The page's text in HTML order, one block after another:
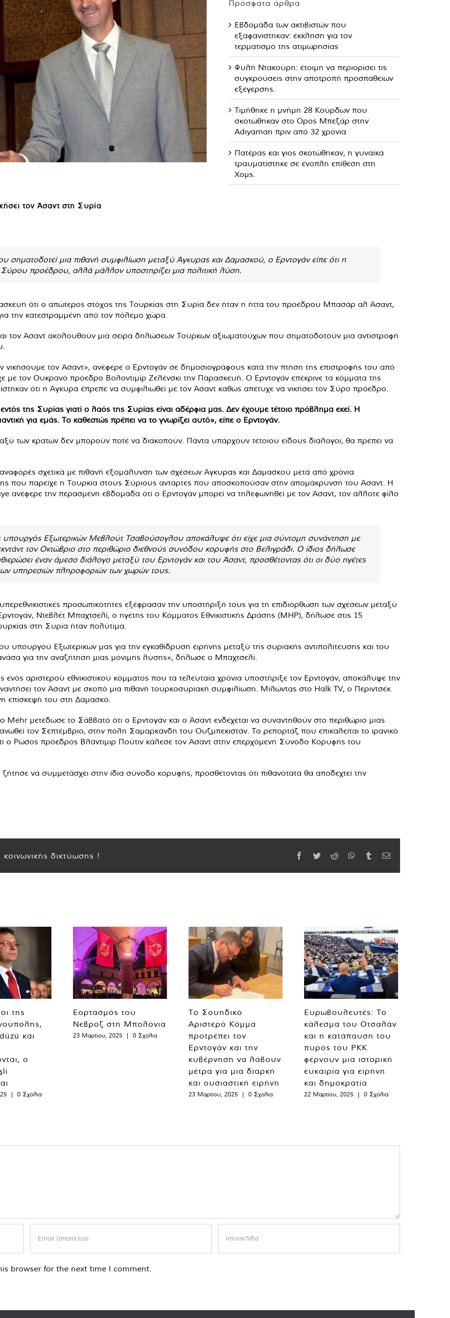
Πρόσφατα άρθρα
Εβδομάδα των ακτιβιστών που
εξαφανίστηκαν: έκκληση για τον
τερματισμό της ατιμωρησίας
Φυλή Ντακούρη: έτοιμη να περιορίσει τις
συγκρούσεις στην αποτροπή προσπαθειών
εξέγερσης.
Τιμήθηκε η μνήμη 28 Κούρδων που
σκοτώθηκαν στο Όρος Μπεζάρ στην
Adıyaman πριν από 32 χρόνια
Πατέρας και γιος σκοτώθηκαν, η γυναίκα
τραυματίστηκε σε ένοπλη επίθεση στη
Χομς.
τον Άσαντ στη Συρία
μια πιθανή συμφιλίωση μεταξύ Άγκυρας και Δαμασκού, ο Ερντογάν είπε ότι η
Σύρου προέδρου, αλλά μάλλον υποστηρίζει μια πολιτική λύση.
ότι ο απώτερος στόχος της Τουρκίας στη Συρία δεν ήταν η ήττα του προέδρου Μπασάρ αλ Άσαντ,
την κατεστραμμένη από τον πόλεμο χώρα.
τον Άσαντ ακολουθούν μια σειρά δηλώσεων Τούρκων αξιωματούχων που σηματοδοτούν μια αντιστροφή
νικήσουμε τον Άσαντ», ανέφερε ο Ερντογάν σε δημοσιογράφους κατά την πτήση της επιστροφής του από
με τον Ουκρανό πρόεδρο Βολοντιμίρ Ζελένσκι την Παρασκευή. Ο Ερντογάν επέκρινε τα κόμματα της
ότι η Άγκυρα έπρεπε να συμφιλιωθεί με τον Άσαντ καθώς απέτυχε να νικήσει τον Σύρο πρόεδρο.
της Συρίας γιατί ο λαός της Συρίας είναι αδέρφια μας. Δεν έχουμε τέτοιο πρόβλημα εκεί. Η
για εμάς. Το καθεστώς πρέπει να το γνωρίζει αυτό», είπε ο Ερντογάν.
των κρατών δεν μπορούν ποτέ να διακοπούν. Πάντα υπάρχουν τέτοιου είδους διάλογοι, θα πρέπει να
σχετικά με πιθανή εξομάλυνση των σχέσεων Άγκυρας και Δαμασκού μετά από χρόνια
που παρείχε η Τουρκία στους Σύριους αντάρτες που αποσκοπούσαν στην απομάκρυνση του Άσαντ. Η
ανέφερε την περασμένη εβδομάδα ότι ο Ερντογάν μπορεί να τηλεφωνηθεί με τον Άσαντ, τον άλλοτε φίλο
υπουργός Εξωτερικών Μεβλούτ Τσαβούσογλου αποκάλυψε ότι είχε μια σύντομη συνάντηση με
τον Οκτώβριο στο περιθώριο διεθνούς συνόδου κορυφής στο Βελιγράδι. Ο ίδιος δήλωσε
έναν άμεσο διάλογο μεταξύ του Ερντογάν και του Άσαντ, προσθέτοντας ότι οι δύο ηγέτες
υπηρεσιών πληροφοριών των χωρών τους.
προσωπικότητες εξέφρασαν την υποστήριξή τους για τη επιδιόρθωση των σχέσεων μεταξύ
Ντεβλέτ Μπαχτσελί, ο ηγέτης του Κόμματος Εθνικιστικής Δράσης (MHP), δήλωσε στις 15
στη Συρία ήταν πολύτιμα.
υπουργού Εξωτερικών μας για την εγκαθίδρυση ειρήνης μεταξύ της συριακής αντιπολίτευσης και του
για την αναζήτηση μιας μόνιμης λύσης», δήλωσε ο Μπαχτσελί.
αριστερού εθνικιστικού κόμματος που τα τελευταία χρόνια υποστήριξε τον Ερντογάν, αποκάλυψε την
τον Άσαντ με σκοπό μια πιθανή τουρκοσυριακή συμφιλίωση. Μιλώντας στο Halk TV, ο Περιντσέκ
επίσκεψή του στη Δαμασκό.
μετέδωσε το Σάββατο ότι ο Ερντογάν και ο Άσαντ ενδέχεται να συναντηθούν στο περιθώριο μιας
τον Σεπτέμβριο, στην πόλη Σαμαρκάνδη του Ουζμπεκιστάν. Το ρεπορτάζ που επικαλείται το ιρανικό
ο Ρώσος πρόεδρος Βλάντιμιρ Πούτιν κάλεσε τον Άσαντ στην επερχόμενη Σύνοδο Κορυφής του
να συμμετάσχει στην ίδια σύνοδο κορυφής, προσθέτοντας ότι πιθανότατα θα αποδεχτεί την
δικτύωσης ! Facebook
TwitterReddit WhatsApp
TumblrEmail
της
και
ο
| 0 Σχόλια
Εορτασμός του
Νεβροζ στη Μπολόνια
23 Μαρτίου, 2025 | 0 Σχόλια
Το Σουηδικό
Αριστερό Κόμμα
προτρέπει τον
Ερντογάν και την
κυβέρνηση να λάβουν
μέτρα για μια διαρκή
και ουσιαστική ειρήνη
23 Μαρτίου, 2025 | 0 Σχόλια
Ευρωβουλευτές: Το
κάλεσμα του Οτσαλάν
και η κατάπαυση του
πυρός του PKK
φέρνουν μια ιστορική
ευκαιρία για ειρήνη
και δημοκρατία
22 Μαρτίου, 2025 | 0 Σχόλια
browser for the next time I comment.